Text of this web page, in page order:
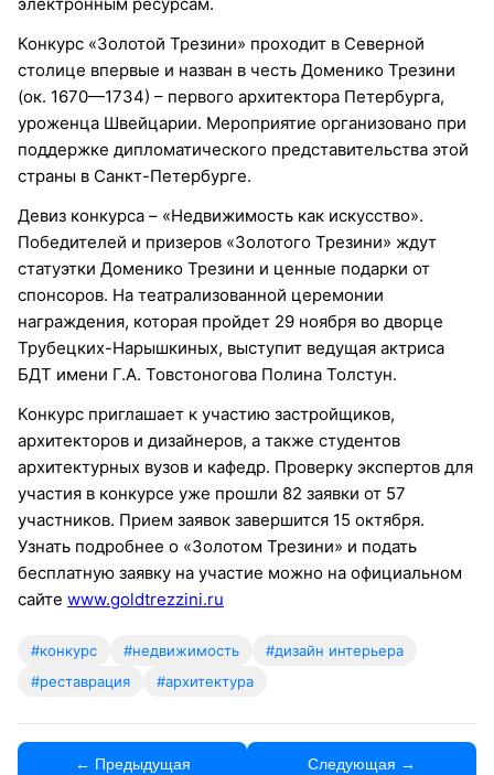
Конкурс «Золотой Трезини» проходит в Северной
столице впервые и назван в честь Доменико Трезини
(ок. 1670—1734) – первого архитектора Петербурга,
уроженца Швейцарии. Мероприятие организовано при
поддержке дипломатического представительства этой
страны в Санкт-Петербурге.
Девиз конкурса – «Недвижимость как искусство».
Победителей и призеров «Золотого Трезини» ждут
статуэтки Доменико Трезини и ценные подарки от
спонсоров. На театрализованной церемонии
награждения, которая пройдет 29 ноября во дворце
Трубецких-Нарышкиных, выступит ведущая актриса
БДТ имени Г.А. Товстоногова Полина Толстун.
Конкурс приглашает к участию застройщиков,
архитекторов и дизайнеров, а также студентов
архитектурных вузов и кафедр. Проверку экспертов для
участия в конкурсе уже прошли 82 заявки от 57
участников. Прием заявок завершится 15 октября.
Узнать подробнее о «Золотом Трезини» и подать
бесплатную заявку на участие можно на официальном
сайте www.goldtrezzini.ru
#конкурс #недвижимость
#дизайн интерьера
#реставрация
#архитектура
← Предыдущая Следующая →